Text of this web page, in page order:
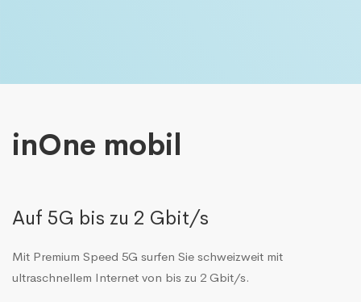
inOne mobil
Auf 5G bis zu 2 Gbit/s
Mit Premium Speed 5G surfen Sie schweizweit mit
ultraschnellem Internet von bis zu 2 Gbit/s.